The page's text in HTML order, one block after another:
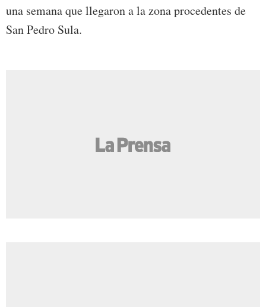
una semana que llegaron a la zona procedentes de
San Pedro Sula.